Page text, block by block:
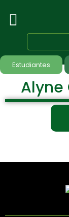
Estudiantes
Alyne